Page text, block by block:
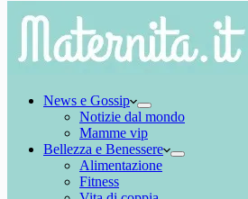
News e Gossip
Notizie dal mondo
Mamme vip
Bellezza e Benessere
Alimentazione
Fitness